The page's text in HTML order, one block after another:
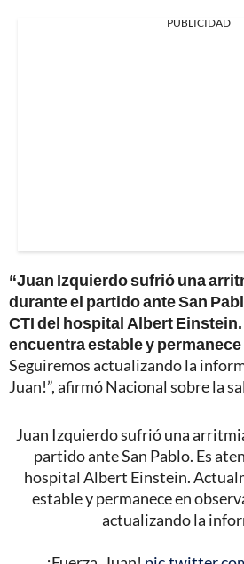
PUBLICIDAD
“Juan Izquierdo sufrió una
durante el partido ante San
CTI del hospital Albert
encuentra estable y
Seguiremos actualizando la
Juan!”, afirmó Nacional sobre la
Juan Izquierdo sufrió una
partido ante San Pablo. Es
hospital Albert Einstein.
estable y permanece en
actualizando la